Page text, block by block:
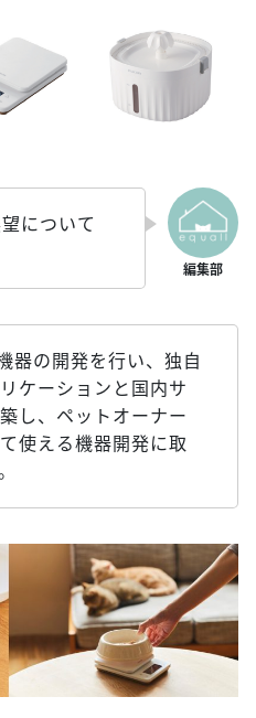
について
器の開発を行い、独自
ケーションと国内サ
し、ペットオーナー
使える機器開発に取